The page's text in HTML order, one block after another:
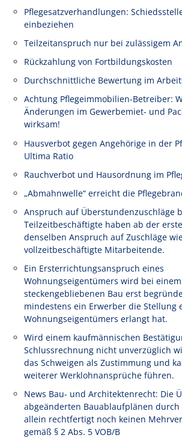
Pflegesatzverhandlungen:
einbeziehen
Teilzeitanspruch nur bei zulässigem
Rückzahlung von Fortbildungskosten
Durchschnittliche Bewertung im
Achtung Pflegeimmobilien-Betreiber:
Änderungen im Gewerbemiet- und
wirksam!
Hausverbot gegen Angehörige in der
Ultima Ratio
Rauchverbot und Hausordnung im
„Abmahnwelle“ erreicht die
Anspruch auf Überstundenzuschläge
Teilzeitbeschäftigte haben ab der
denselben Anspruch auf Zuschläge
vollzeitbeschäftigte Mitarbeitende.
Ein Ersterrichtungsanspruch eines
Wohnungseigentümers wird bei
steckengebliebenen Bau erst
mindestens ein Erwerber die Stellung
Wohnungseigentümers erlangt hat.
Wird einem kaufmännischen
Schlussrechnung nicht unverzüglich
das Schweigen als Zustimmung und
weiterer Werklohnansprüche führen.
News Bau- und Architektenrecht: Die
abgeänderten Bauablaufplänen
allein rechtfertigt noch keinen
gemäß § 2 Abs. 5 VOB/B